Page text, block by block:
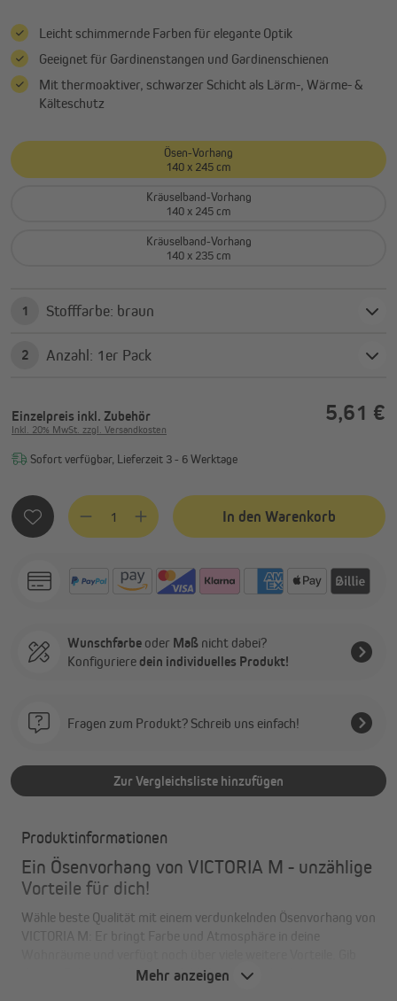
Leicht schimmernde Farben für elegante Optik
Geeignet für Gardinenstangen und Gardinenschienen
Mit thermoaktiver, schwarzer Schicht als Lärm-, Wärme- &
Kälteschutz
Ösen-Vorhang
140 x 245 cm
Kräuselband-Vorhang
140 x 245 cm
Kräuselband-Vorhang
140 x 235 cm
1 Stofffarbe: braun
2 Anzahl: 1er Pack
Einzelpreis inkl. Zubehör 5,61 €
Inkl. 20% MwSt. zzgl. Versandkosten
Sofort verfügbar, Lieferzeit 3 - 6 Werktage
Produkt Anzahl: Gib den gewünschten Wert ein oder
In den Warenkorb
Wunschfarbe oder Maß nicht dabei?
Konfiguriere dein individuelles Produkt!
Fragen zum Produkt? Schreib uns einfach!
Zur Vergleichsliste hinzufügen
Produktinformationen
Ein Ösenvorhang von VICTORIA M - unzählige
Vorteile für dich!
Wähle beste Qualität mit einem verdunkelnden Ösenvorhang von
VICTORIA M: Er bringt Farbe und Atmosphäre in deine
deinem Zuhause den letzten Schliff mit einem hochwertigen
Mehr anzeigen